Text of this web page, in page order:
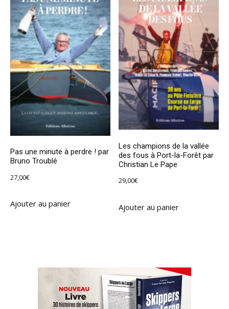
Pas une minute à perdre ! par
Bruno Troublé
27,00€
Ajouter au panier
Les champions de la vallée
des fous à Port-la-Forêt par
Christian Le Pape
29,00€
Ajouter au panier